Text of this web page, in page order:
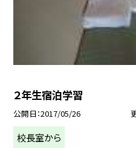
２年生宿泊学習
公開日 2017/05/26
校長室から